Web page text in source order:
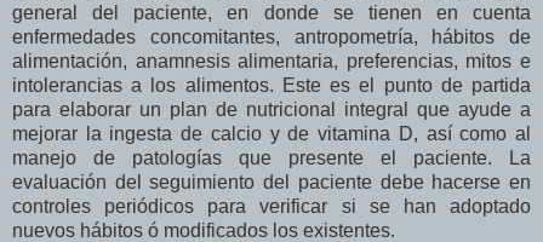
general del paciente, en donde se tienen en cuenta
enfermedades concomitantes, antropometría, hábitos de
alimentación, anamnesis alimentaria, preferencias, mitos e
intolerancias a los alimentos. Este es el punto de partida
para elaborar un plan de nutricional integral que ayude a
mejorar la ingesta de calcio y de vitamina D, así como al
manejo de patologías que presente el paciente. La
evaluación del seguimiento del paciente debe hacerse en
controles periódicos para verificar si se han adoptado
nuevos hábitos ó modificados los existentes.